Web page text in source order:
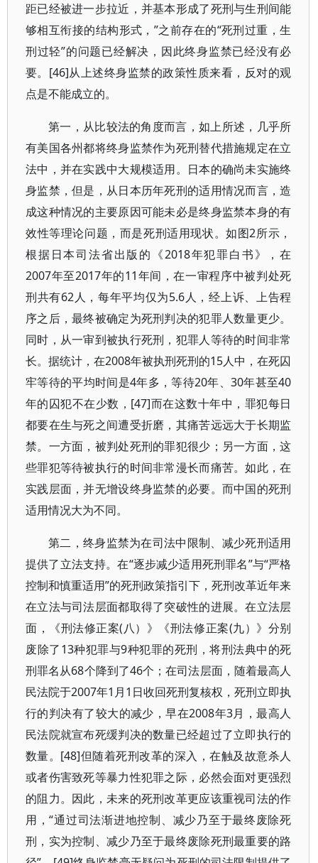
距已经被进一步拉近，并基本形成了死刑与生刑间能
够相互衔接的结构形式，”之前存在的“死刑过重，生
刑过轻”的问题已经解决，因此终身监禁已经没有必
要。[46]从上述终身监禁的政策性质来看，反对的观
点是不能成立的。
第一，从比较法的角度而言，如上所述，几乎所
有美国各州都将终身监禁作为死刑替代措施规定在立
法中，并在实践中大规模适用。日本的确尚未实施终
身监禁，但是，从日本历年死刑的适用情况而言，造
成这种情况的主要原因可能未必是终身监禁本身的有
效性等理论问题，而是死刑适用现状。如图2所示，
根据日本司法省出版的《2018年犯罪白书》，在
2007年至2017年的11年间，在一审程序中被判处死
刑共有62人，每年平均仅为5.6人，经上诉、上告程
序之后，最终被确定为死刑判决的犯罪人数量更少。
同时，从一审到被执行死刑，犯罪人等待的时间非常
长。据统计，在2008年被执刑死刑的15人中，在死囚
牢等待的平均时间是4年多，等待20年、30年甚至40
年的囚犯不在少数，[47]而在这数十年中，罪犯每日
都要在生与死之间遭受折磨，其痛苦远远大于长期监
禁。一方面，被判处死刑的罪犯很少；另一方面，这
些罪犯等待被执行的时间非常漫长而痛苦。如此，在
实践层面，并无增设终身监禁的必要。而中国的死刑
适用情况大为不同。
第二，终身监禁为在司法中限制、减少死刑适用
提供了立法支持。在“逐步减少适用死刑罪名”与“严格
控制和慎重适用”的死刑政策指引下，死刑改革近年来
在立法与司法层面都取得了突破性的进展。在立法层
面，《刑法修正案(八）》《刑法修正案(九）》分别
废除了13种犯罪与9种犯罪的死刑，将刑法典中的死
刑罪名从68个降到了46个；在司法层面，随着最高人
民法院于2007年1月1日收回死刑复核权，死刑立即执
行的判决有了较大的减少，早在2008年3月，最高人
民法院就宣布死缓判决的数量已经超过了立即执行的
数量。[48]但随着死刑改革的深入，在触及故意杀人
或者伤害致死等暴力性犯罪之际，必然会面对更强烈
的阻力。因此，未来的死刑改革更应该重视司法的作
用，“通过司法渐进地控制、减少乃至于最终废除死
刑，实为控制、减少乃至于最终废除死刑最重要的路